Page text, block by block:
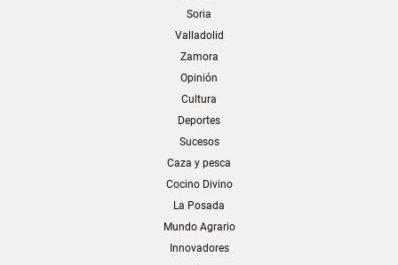
Soria
Valladolid
Zamora
Opinión
Cultura
Deportes
Sucesos
Caza y pesca
Cocino Divino
La Posada
Mundo Agrario
Innovadores